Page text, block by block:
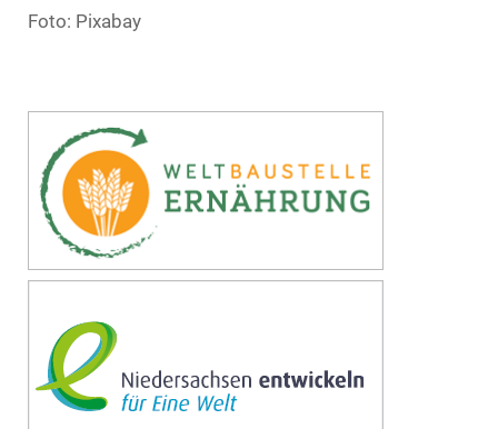
Foto: Pixabay